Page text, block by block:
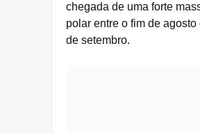
chegada de uma forte
polar entre o fim de
de setembro.